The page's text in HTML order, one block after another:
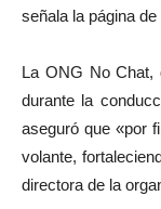
señala la página
La ONG No Chat,
durante la
aseguró que «por
volante,
directora de la